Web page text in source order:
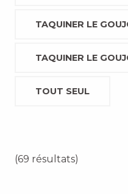
TAQUINER LE
TAQUINER LE
TOUT SEUL
(69 résultats)